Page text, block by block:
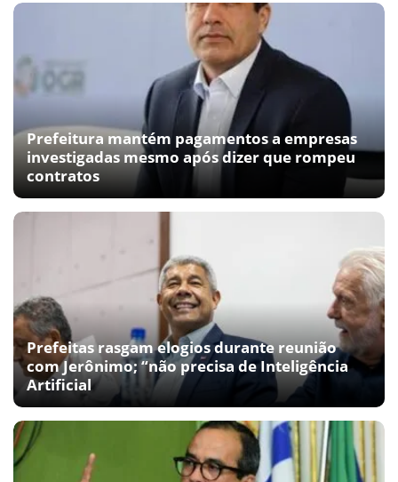
Prefeitura mantém pagamentos a empresas
investigadas mesmo após dizer que rompeu
contratos
Prefeitas rasgam elogios durante reunião
com Jerônimo; “não precisa de Inteligência
Artificial